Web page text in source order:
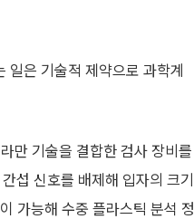
은 기술적 제약으로 과학계
만 기술을 결합한 검사 장비를
섭 신호를 배제해 입자의 크기
가능해 수중 플라스틱 분석 정